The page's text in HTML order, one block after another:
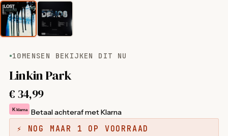
10MENSEN BEKIJKEN DIT NU
Linkin Park
€ 34,99
K klarna Betaal achteraf met Klarna
⚡ NOG MAAR 1 OP VOORRAAD